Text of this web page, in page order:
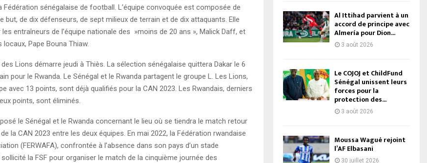
Fédération sénégalaise de football. L’équipe convoquée est composée de
but, de dix défenseurs, de sept milieux de terrain et de dix attaquants. Elle
entraîneurs de l’équipe nationale des »moins de 20 ans », Malick Daff, et
Pape Bouna Thiaw.
Lions démarre jeudi à Thiès. La sélection sénégalaise quittera Dakar le 6
pour le Rwanda. Le Sénégal et le Rwanda partagent le groupe L. Les Lions,
avec 13 points, sont déjà qualifiés pour la CAN 2023. Les Rwandais, derniers
points, sont éliminés.
le Sénégal et le Rwanda concernant le lieu où se tiendra le match retour
la CAN 2023 entre les deux équipes. En mai 2022, la Fédération rwandaise
(FERWAFA), confrontée à l’absence dans son pays d’un stade
la FSF pour organiser le match de la cinquième journée des
Al Ittihad parvient à un
accord de principe avec
Almería pour Dion...
3 août 2026
Le COJOJ et ChildFund
Sénégal unissent leurs
forces pour la
protection des...
3 août 2026
Moussa Wagué rejoint
l’AF Elbasani
30 juillet 2026